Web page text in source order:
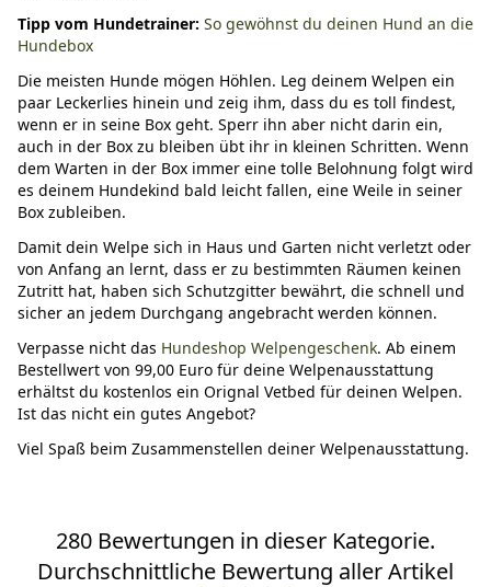
Tipp vom Hundetrainer: So gewöhnst du deinen Hund an die
Hundebox
Die meisten Hunde mögen Höhlen. Leg deinem Welpen ein
paar Leckerlies hinein und zeig ihm, dass du es toll findest,
wenn er in seine Box geht. Sperr ihn aber nicht darin ein,
auch in der Box zu bleiben übt ihr in kleinen Schritten. Wenn
dem Warten in der Box immer eine tolle Belohnung folgt wird
es deinem Hundekind bald leicht fallen, eine Weile in seiner
Box zubleiben.
Damit dein Welpe sich in Haus und Garten nicht verletzt oder
von Anfang an lernt, dass er zu bestimmten Räumen keinen
Zutritt hat, haben sich Schutzgitter bewährt, die schnell und
sicher an jedem Durchgang angebracht werden können.
Verpasse nicht das Hundeshop Welpengeschenk. Ab einem
Bestellwert von 99,00 Euro für deine Welpenausstattung
erhältst du kostenlos ein Orignal Vetbed für deinen Welpen.
Ist das nicht ein gutes Angebot?
Viel Spaß beim Zusammenstellen deiner Welpenausstattung.
280 Bewertungen in dieser Kategorie.
Durchschnittliche Bewertung aller Artikel